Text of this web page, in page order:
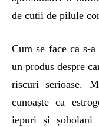
de cutii de pilule
Cum se face ca s-
un produs despre
riscuri serioase.
cunoaște ca
iepuri și șobolani